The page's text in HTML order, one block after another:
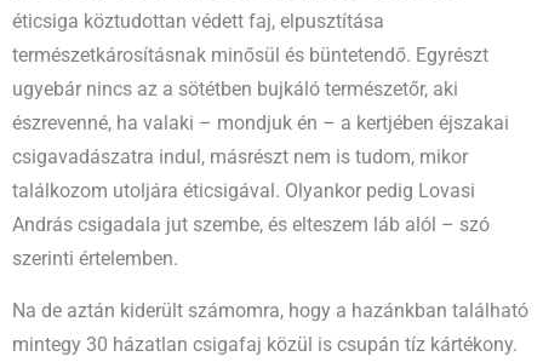
éticsiga köztudottan védett faj, elpusztítása
természetkárosításnak minősül és büntetendő. Egyrészt
ugyebár nincs az a sötétben bujkáló természetőr, aki
észrevenné, ha valaki – mondjuk én – a kertjében éjszakai
csigavadászatra indul, másrészt nem is tudom, mikor
találkozom utoljára éticsigával. Olyankor pedig Lovasi
András csigadala jut szembe, és elteszem láb alól – szó
szerinti értelemben.
Na de aztán kiderült számomra, hogy a hazánkban található
mintegy 30 házatlan csigafaj közül is csupán tíz kártékony.